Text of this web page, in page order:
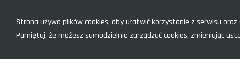
Strona używa plików cookies, aby ułatwić korzystanie z serwisu
Pamiętaj, że możesz samodzielnie zarządzać cookies, zmieniając